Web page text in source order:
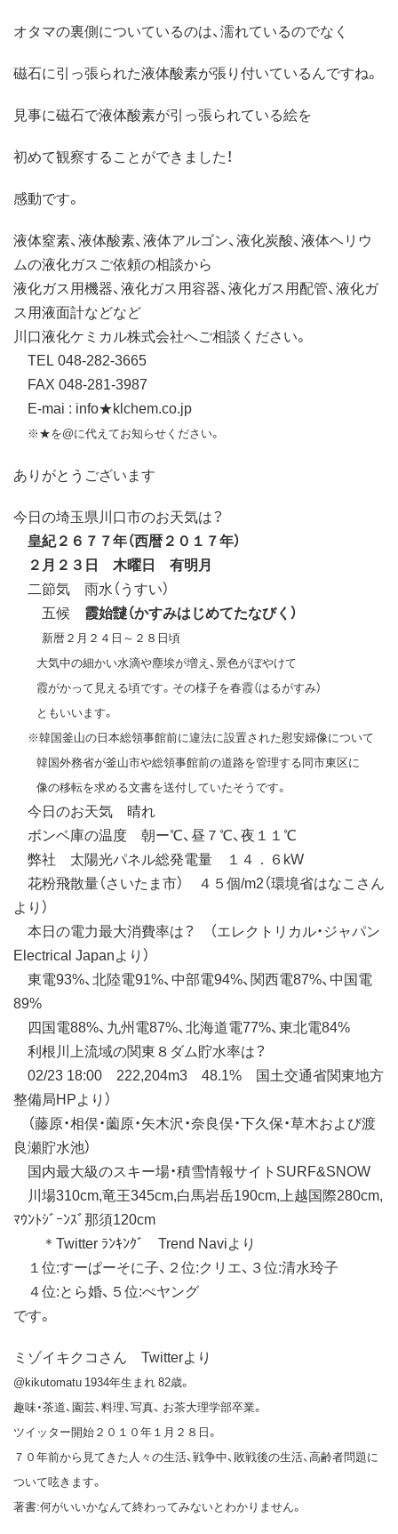
オタマの裏側についているのは、濡れているのでなく
磁石に引っ張られた液体酸素が張り付いているんですね。
見事に磁石で液体酸素が引っ張られている絵を
初めて観察することができました！
感動です。
液体窒素、液体酸素、液体アルゴン、液化炭酸、液体ヘリウ
ムの液化ガスご依頼の相談から
液化ガス用機器、液化ガス用容器、液化ガス用配管、液化ガ
ス用液面計などなど
川口液化ケミカル株式会社へご相談ください。
TEL 048-282-3665
FAX 048-281-3987
E-mai : info★klchem.co.jp
※★を@に代えてお知らせください。
ありがとうございます
今日の埼玉県川口市のお天気は？
皇紀２６７７年（西暦２０１７年）
２月２３日 木曜日 有明月
二節気 雨水（うすい）
五候 霞始靆（かすみはじめてたなびく）
新暦２月２４日～２８日頃
大気中の細かい水滴や塵埃が増え、景色がぼやけて
霞がかって見える頃です。その様子を春霞（はるがすみ）
ともいいます。
※韓国釜山の日本総領事館前に違法に設置された慰安婦像について
韓国外務省が釜山市や総領事館前の道路を管理する同市東区に
像の移転を求める文書を送付していたそうです。
今日のお天気 晴れ
ボンベ庫の温度 朝ー℃、昼７℃、夜１１℃
弊社 太陽光パネル総発電量 １４．６kW
花粉飛散量（さいたま市） ４５個/m2（環境省はなこさん
より）
本日の電力最大消費率は？ （エレクトリカル・ジャパン
Electrical Japanより）
東電93%、北陸電91%、中部電94%、関西電87%、中国電
89%
四国電88%、九州電87%、北海道電77%、東北電84%
利根川上流域の関東８ダム貯水率は？
02/23 18:00 222,204m3 48.1% 国土交通省関東地方
整備局HPより）
（藤原・相俣・薗原・矢木沢・奈良俣・下久保・草木および渡
良瀬貯水池）
国内最大級のスキー場・積雪情報サイトSURF&SNOW
川場310cm,竜王345cm,白馬岩岳190cm,上越国際280cm,
ﾏｳﾝﾄｼﾞｰﾝｽﾞ那須120cm
＊Twitter ﾗﾝｷﾝｸﾞ Trend Naviより
１位:すーぱーそに子、２位:クリエ、３位:清水玲子
４位:とら婚、５位:ぺヤング
です。
ミゾイキクコさん Twitterより
@kikutomatu 1934年生まれ 82歳。
趣味・茶道、園芸、料理、写真、 お茶大理学部卒業。
ツイッター開始２０１０年１月２８日。
７０年前から見てきた人々の生活、戦争中、敗戦後の生活、高齢者問題に
ついて呟きます。
著書:何がいいかなんて終わってみないとわかりません。